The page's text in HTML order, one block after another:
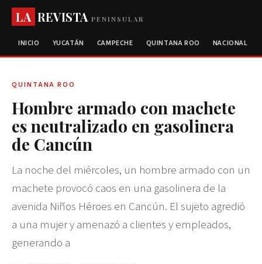
LA REVISTAPENINSULAR
INICIO YUCATÁN CAMPECHE QUINTANA ROO NACIONAL
QUINTANA ROO
Hombre armado con machete
es neutralizado en gasolinera
de Cancún
La noche del miércoles, un hombre armado con un
machete provocó caos en una gasolinera de la
avenida Niños Héroes en Cancún. El sujeto agredió
a una mujer y amenazó a clientes y empleados,
generando a